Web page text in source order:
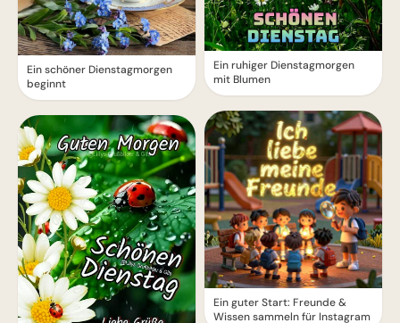
Ein schöner Dienstagmorgen
beginnt
Ein ruhiger Dienstagmorgen
mit Blumen
Ein guter Start: Freunde &
Wissen sammeln für Instagram